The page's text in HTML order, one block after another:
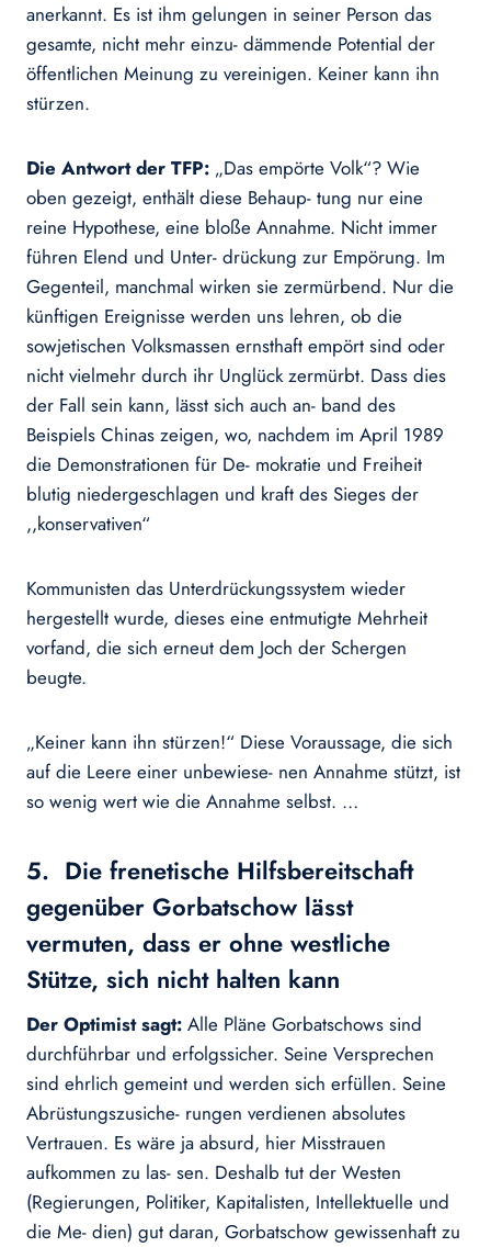
anerkannt. Es ist ihm gelungen in seiner Person das
gesamte, nicht mehr einzu- dämmende Potential der
öffentlichen Meinung zu vereinigen. Keiner kann ihn
stürzen.
Die Antwort der TFP: „Das empörte Volk“? Wie
oben gezeigt, enthält diese Behaup- tung nur eine
reine Hypothese, eine bloße Annahme. Nicht immer
führen Elend und Unter- drückung zur Empörung. Im
Gegenteil, manchmal wirken sie zermürbend. Nur die
künftigen Ereignisse werden uns lehren, ob die
sowjetischen Volksmassen ernsthaft empört sind oder
nicht vielmehr durch ihr Unglück zermürbt. Dass dies
der Fall sein kann, lässt sich auch an- band des
Beispiels Chinas zeigen, wo, nachdem im April 1989
die Demonstrationen für De- mokratie und Freiheit
blutig niedergeschlagen und kraft des Sieges der
,,konservativen“
Kommunisten das Unterdrückungssystem wieder
hergestellt wurde, dieses eine entmutigte Mehrheit
vorfand, die sich erneut dem Joch der Schergen
beugte.
„Keiner kann ihn stürzen!“ Diese Voraussage, die sich
auf die Leere einer unbewiese- nen Annahme stützt, ist
so wenig wert wie die Annahme selbst. …
5. Die frenetische Hilfsbereitschaft
gegenüber Gorbatschow lässt
vermuten, dass er ohne westliche
Stütze, sich nicht halten kann
Der Optimist sagt: Alle Pläne Gorbatschows sind
durchführbar und erfolgssicher. Seine Versprechen
sind ehrlich gemeint und werden sich erfüllen. Seine
Abrüstungszusiche- rungen verdienen absolutes
Vertrauen. Es wäre ja absurd, hier Misstrauen
aufkommen zu las- sen. Deshalb tut der Westen
(Regierungen, Politiker, Kapitalisten, Intellektuelle und
die Me- dien) gut daran, Gorbatschow gewissenhaft zu